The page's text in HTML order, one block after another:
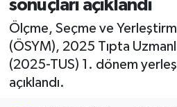
sonuçları açıklandı
Ölçme, Seçme ve
(ÖSYM), 2025 Tıpta
(2025-TUS) 1. dönem
açıklandı.
Sağlık
Teknoloji
Son Dakika Haberleri
Haber Arşivi